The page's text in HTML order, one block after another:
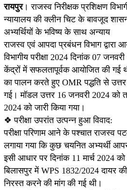
रायपुर। राजस्व निरीक्षक प्रशिक्षण
न्यायालय की क्लीन चिट के बावजूद
अभ्यर्थियों के भविष्य के साथ अन्याय
राजस्व एवं आपदा प्रबंधन विभाग द्वारा
विभागीय परीक्षा 2024 दिनांक 07
केंद्रों में सफलतापूर्वक आयोजित की गई
का पालन करते हुए OMR पद्धति से
गई। मॉडल उत्तर 16 जनवरी 2024 को
2024 को जारी किया गया।
❖ परीक्षा उपरांत उत्पन्न हुआ विवाद:
परीक्षा परिणाम आने के पश्चात राजस्व
लगाया गया कि कुछ चयनित अभ्यर्थी आपस
इसी आधार पर दिनांक 11 मार्च 2024
बिलासपुर में WPS 1832/2024 दायर की
निरस्त करने की मांग की गई थी।